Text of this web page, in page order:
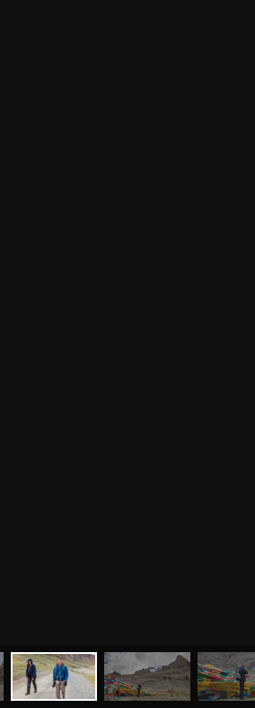
МЕНЮ О НАС МАГАЗИН